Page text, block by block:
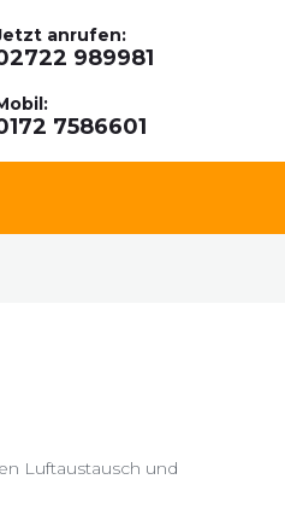
anrufen:
989981
7586601
Luftaustausch und